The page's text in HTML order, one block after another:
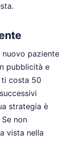
paziente
pubblicità e
costa 50
strategia è
non
vista nella